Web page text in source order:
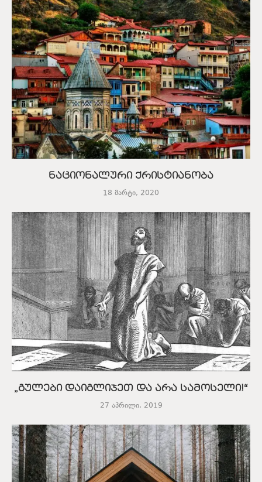
ნაციონალური ქრისტიანობა
18 მარტი, 2020
„გულები დაიგლიჯეთ და არა სამოსელი!“
27 აპრილი, 2019